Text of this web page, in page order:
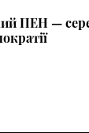
ПЕН —